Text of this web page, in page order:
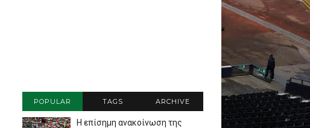
POPULAR TAGS ARCHIVE
Η επίσημη ανακοίνωση της